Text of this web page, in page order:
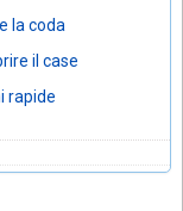
la coda
il case
rapide